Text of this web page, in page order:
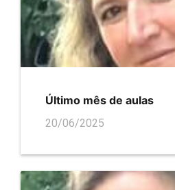
Último mês de aulas
20/06/2025